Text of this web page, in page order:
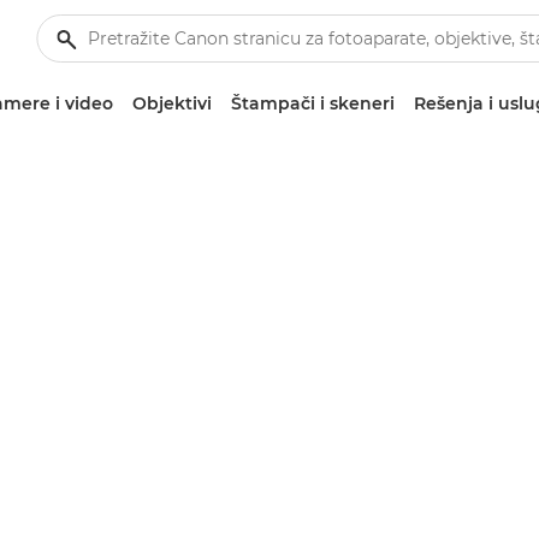
i video Objektivi Štampači i skeneri Rešenja i